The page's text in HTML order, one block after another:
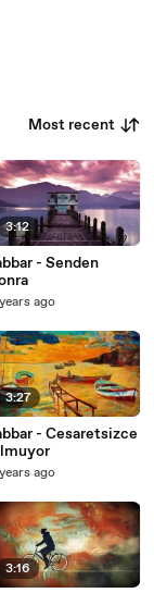
Most recent
3:12
- Senden
ago
3:27
- Cesaretsizce
ago
3:16